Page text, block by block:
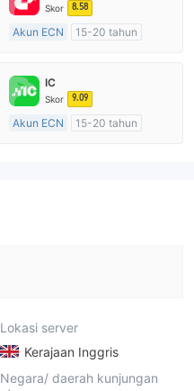
Skor 8.58
Akun ECN
15-20 tahun
Market Maker (MM)
Lisensi Penuh MT4
IC
Skor 9.09
Akun ECN
15-20 tahun
Lokasi server
Kerajaan Inggris
Negara/ daerah kunjungan